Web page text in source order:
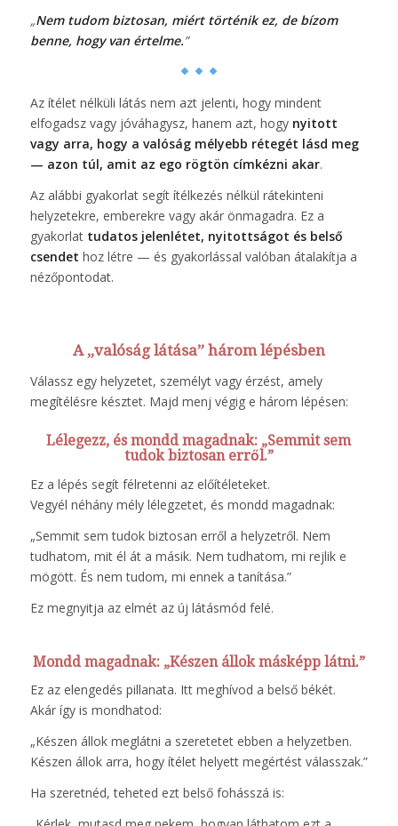
„Nem tudom biztosan, miért történik ez, de bízom
benne, hogy van értelme.”
Az ítélet nélküli látás nem azt jelenti, hogy mindent
elfogadsz vagy jóváhagysz, hanem azt, hogy nyitott
vagy arra, hogy a valóság mélyebb rétegét lásd meg
— azon túl, amit az ego rögtön címkézni akar.
Az alábbi gyakorlat segít ítélkezés nélkül rátekinteni
helyzetekre, emberekre vagy akár önmagadra. Ez a
gyakorlat tudatos jelenlétet, nyitottságot és belső
csendet hoz létre — és gyakorlással valóban átalakítja a
nézőpontodat.
A „valóság látása” három lépésben
Válassz egy helyzetet, személyt vagy érzést, amely
megítélésre késztet. Majd menj végig e három lépésen:
Lélegezz, és mondd magadnak: „Semmit sem
tudok biztosan erről.”
Ez a lépés segít félretenni az előítéleteket.
Vegyél néhány mély lélegzetet, és mondd magadnak:
„Semmit sem tudok biztosan erről a helyzetről. Nem
tudhatom, mit él át a másik. Nem tudhatom, mi rejlik e
mögött. És nem tudom, mi ennek a tanítása.”
Ez megnyitja az elmét az új látásmód felé.
Mondd magadnak: „Készen állok másképp látni.”
Ez az elengedés pillanata. Itt meghívod a belső békét.
Akár így is mondhatod:
„Készen állok meglátni a szeretetet ebben a helyzetben.
Készen állok arra, hogy ítélet helyett megértést válasszak.”
Ha szeretnéd, teheted ezt belső fohásszá is: